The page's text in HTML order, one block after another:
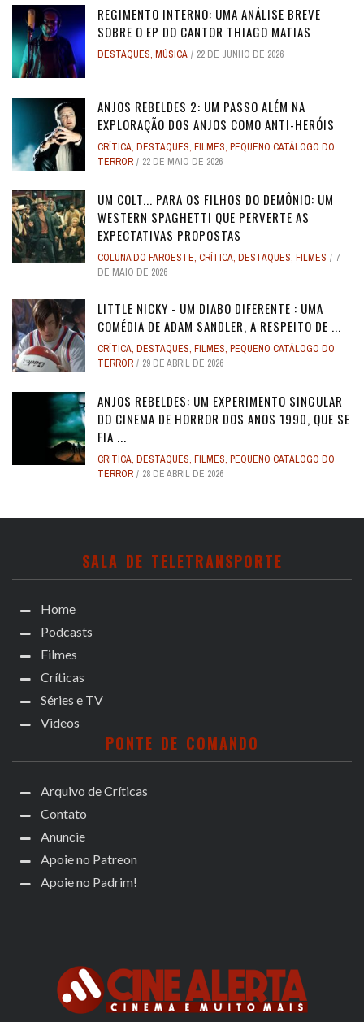
REGIMENTO INTERNO: UMA ANÁLISE BREVE
SOBRE O EP DO CANTOR THIAGO MATIAS
DESTAQUES, MÚSICA 22 DE JUNHO DE 2026
ANJOS REBELDES 2: UM PASSO ALÉM NA
EXPLORAÇÃO DOS ANJOS COMO ANTI-HERÓIS
CRÍTICA, DESTAQUES, FILMES, PEQUENO CATÁLOGO DO
TERROR
22 DE MAIO DE 2026
UM COLT... PARA OS FILHOS DO DEMÔNIO: UM
WESTERN SPAGHETTI QUE PERVERTE AS
EXPECTATIVAS PROPOSTAS
COLUNA DO FAROESTE, CRÍTICA, DESTAQUES, FILMES
7
DE MAIO DE 2026
LITTLE NICKY - UM DIABO DIFERENTE : UMA
COMÉDIA DE ADAM SANDLER, A RESPEITO DE ...
CRÍTICA, DESTAQUES, FILMES, PEQUENO CATÁLOGO DO
TERROR
29 DE ABRIL DE 2026
ANJOS REBELDES: UM EXPERIMENTO SINGULAR
DO CINEMA DE HORROR DOS ANOS 1990, QUE SE
FIA ...
CRÍTICA, DESTAQUES, FILMES, PEQUENO CATÁLOGO DO
TERROR
28 DE ABRIL DE 2026
SALA DE TELETRANSPORTE
Home
Podcasts
Filmes
Críticas
Séries e TV
Videos
PONTE DE COMANDO
Arquivo de Críticas
Contato
Anuncie
Apoie no Patreon
Apoie no Padrim!